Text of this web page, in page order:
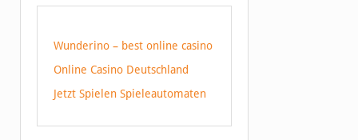
Wunderino – best online casino
Online Casino Deutschland
Jetzt Spielen Spieleautomaten